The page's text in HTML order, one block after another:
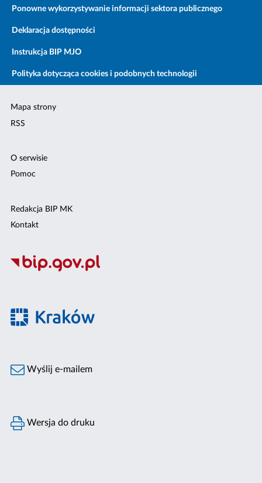
Ponowne wykorzystywanie informacji sektora publicznego
Deklaracja dostępności
Instrukcja BIP MJO
Polityka dotycząca cookies i podobnych technologii
Mapa strony
RSS
O serwisie
Pomoc
Redakcja BIP MK
Kontakt
Wyślij e-mailem
Wersja do druku